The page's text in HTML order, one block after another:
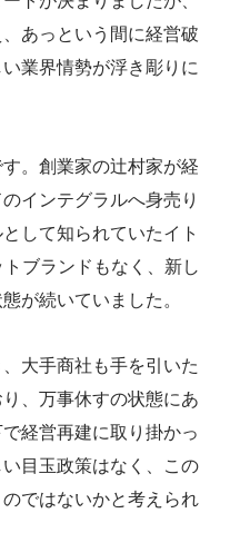
あっという間に経営破
業界情勢が浮き彫りに
。創業家の辻村家が経
インテグラルへ身売り
して知られていたイト
ブランドもなく、新し
が続いていました。
大手商社も手を引いた
、万事休すの状態にあ
経営再建に取り掛かっ
目玉政策はなく、この
ではないかと考えられ